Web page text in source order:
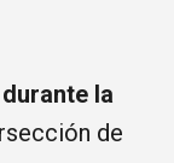
la
de